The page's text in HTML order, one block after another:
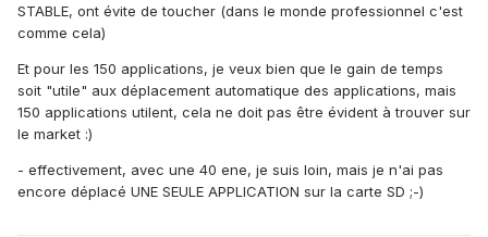
STABLE, ont évite de toucher (dans le monde professionnel c'est
comme cela)
Et pour les 150 applications, je veux bien que le gain de temps
soit "utile" aux déplacement automatique des applications, mais
150 applications utilent, cela ne doit pas être évident à trouver sur
le market :)
- effectivement, avec une 40 ene, je suis loin, mais je n'ai pas
encore déplacé UNE SEULE APPLICATION sur la carte SD ;-)